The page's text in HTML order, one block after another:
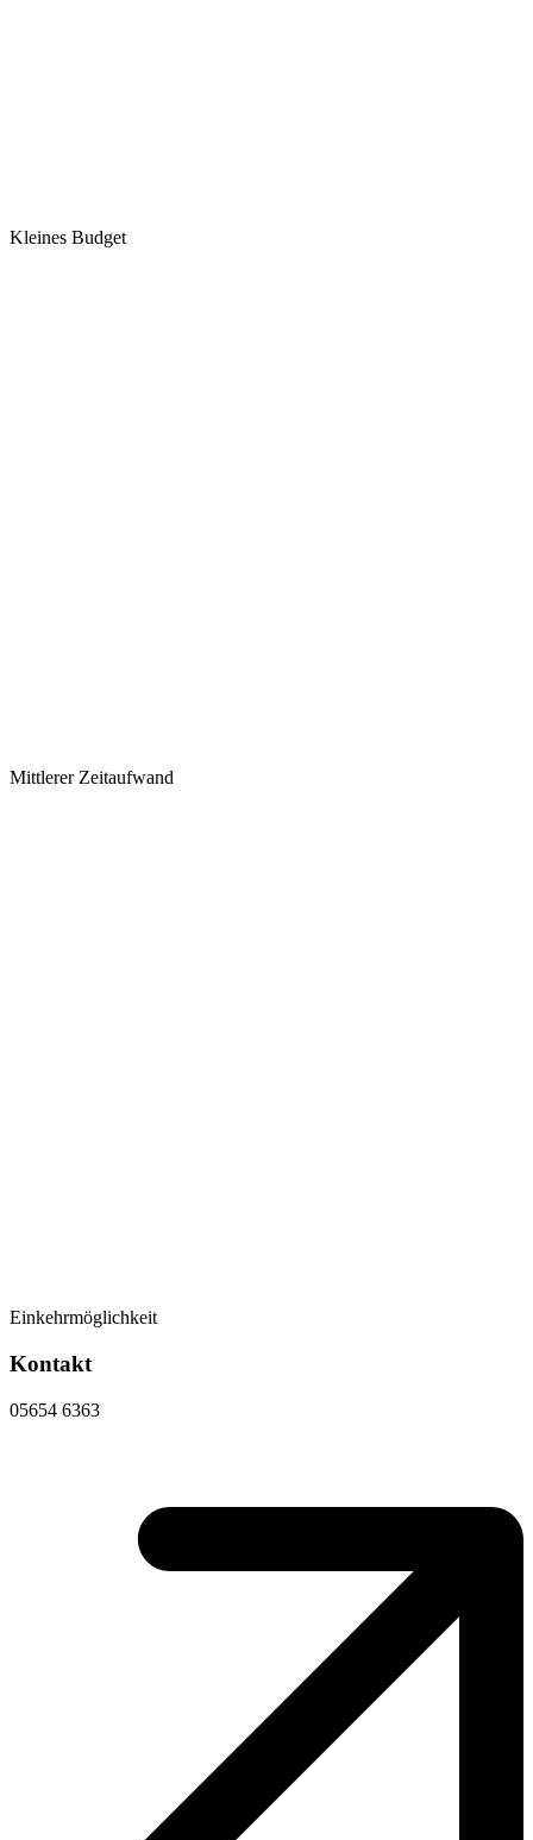
Kleines Budget
Mittlerer Zeitaufwand
Einkehrmöglichkeit
Kontakt
05654 6363